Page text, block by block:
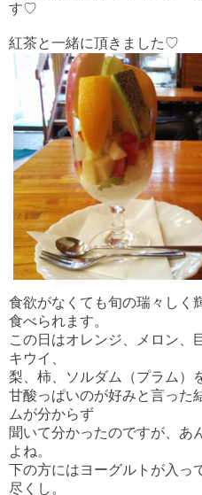
す♡
紅茶と一緒に頂きました♡
食欲がなくても旬の瑞々しく
食べられます。
この日はオレンジ、メロン、
キウイ、
梨、柿、ソルダム（プラム）
甘酸っぱいのが好みと言った
ムが分からず
聞いて分かったのですが、あ
よね。
下の方にはヨーグルトが入っ
尽くし。